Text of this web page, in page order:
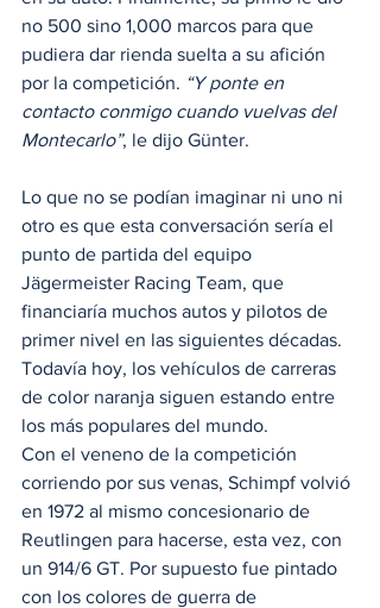
no 500 sino 1,000 marcos para que
pudiera dar rienda suelta a su afición
por la competición. “Y ponte en
contacto conmigo cuando vuelvas del
Montecarlo”, le dijo Günter.
Lo que no se podían imaginar ni uno ni
otro es que esta conversación sería el
punto de partida del equipo
Jägermeister Racing Team, que
financiaría muchos autos y pilotos de
primer nivel en las siguientes décadas.
Todavía hoy, los vehículos de carreras
de color naranja siguen estando entre
los más populares del mundo.
Con el veneno de la competición
corriendo por sus venas, Schimpf volvió
en 1972 al mismo concesionario de
Reutlingen para hacerse, esta vez, con
un 914/6 GT. Por supuesto fue pintado
con los colores de guerra de